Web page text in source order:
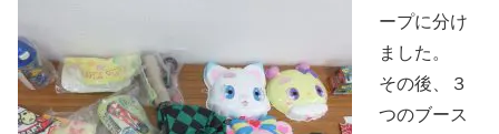
ープに分け
ました。
その後、３
つのブース